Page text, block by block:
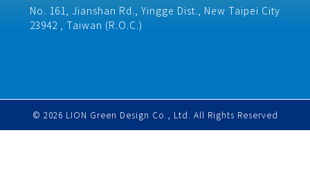
No. 161, Jianshan Rd., Yingge Dist., New Taipei City
23942 , Taiwan (R.O.C.)​
© 2026 LION Green Design Co., Ltd. All Rights Reserved